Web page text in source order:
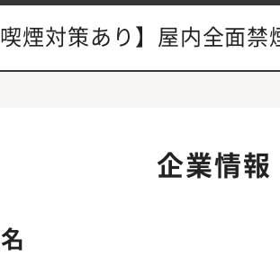
喫煙対策あり】屋内全面禁
企業情報